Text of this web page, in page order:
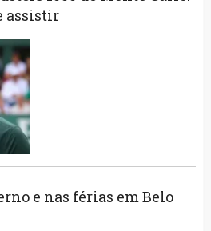
assistir
e nas férias em Belo